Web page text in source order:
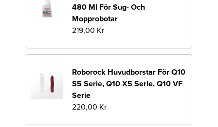
480 Ml För Sug- Och
Mopprobotar
219,00 Kr
Roborock Huvudborstar För Q10
S5 Serie, Q10 X5 Serie, Q10 VF
Serie
220,00 Kr